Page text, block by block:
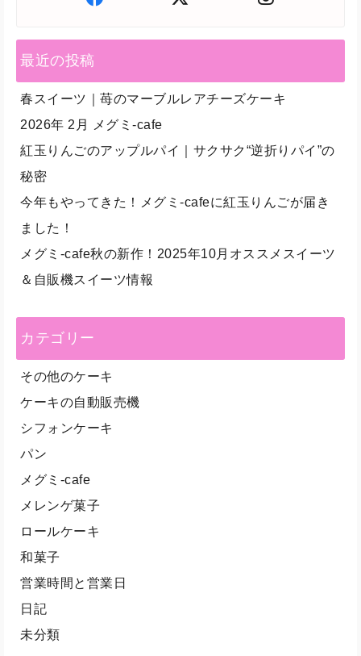
最近の投稿
春スイーツ｜苺のマーブルレアチーズケーキ
2026年 2月 メグミ-cafe
紅玉りんごのアップルパイ｜サクサク“逆折りパイ”の
秘密
今年もやってきた！メグミ-cafeに紅玉りんごが届き
ました！
メグミ-cafe秋の新作！2025年10月オススメスイーツ
＆自販機スイーツ情報
カテゴリー
その他のケーキ
ケーキの自動販売機
シフォンケーキ
パン
メグミ-cafe
メレンゲ菓子
ロールケーキ
和菓子
営業時間と営業日
日記
未分類